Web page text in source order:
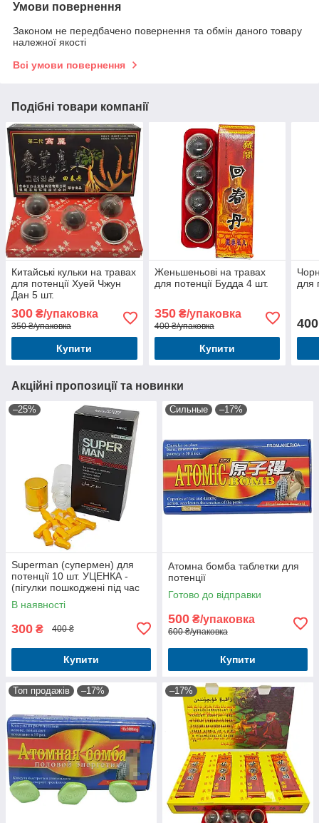
Умови повернення
Законом не передбачено повернення та обмін даного товару
належної якості
Всі умови повернення
Подібні товари компанії
Китайські кульки на травах
для потенції Хуей Чжун
Дан 5 шт.
300 ₴/упаковка
350 ₴/упаковка
Купити
Женьшеньові на травах
для потенції Будда 4 шт.
350₴/упаковка
400 ₴/упаковка
Купити
для
400
Акційні пропозиції та новинки
–25%
Superman (супермен) для
потенції 10 шт. УЦЕНКА -
(пігулки пошкоджені під час
доставляння)
В наявності
300 ₴ 400 ₴
Купити
Сильные –17%
Атомна бомба таблетки для
потенції
Готово до відправки
500 ₴/упаковка
600 ₴/упаковка
Купити
Топ продажів –17% –17%